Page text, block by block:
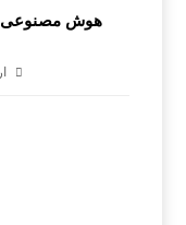
هوش مصنوعی